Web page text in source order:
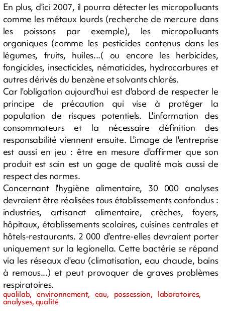
En plus, d'ici 2007, il pourra détecter les micropolluants
comme les métaux lourds (recherche de mercure dans
les poissons par exemple), les micropolluants
organiques (comme les pesticides contenus dans les
légumes, fruits, huiles...( ou encore les herbicides,
fongicides, insecticides, nématicides, hydrocarbures et
autres dérivés du benzène et solvants chlorés.
Car l'obligation aujourd'hui est d'abord de respecter le
principe de précaution qui vise à protéger la
population de risques potentiels. L'information des
consommateurs et la nécessaire définition des
responsabilité viennent ensuite. L'image de l'entreprise
est aussi en jeu : être en mesure d'affirmer que son
produit est sain est un gage de qualité mais aussi de
respect des normes.
Concernant l'hygiène alimentaire, 30 000 analyses
devraient être réalisées tous établissements confondus :
industries, artisanat alimentaire, crèches, foyers,
hôpitaux, établissements scolaires, cuisines centrales et
hôtels-restaurants. 2 000 d'entre-elles devraient porter
uniquement sur la legionella. Cette bactérie se répand
via les réseaux d'eau (climatisation, eau chaude, bains
à remous...) et peut provoquer de graves problèmes
respiratoires.
qualilab, environnement, eau, possession, laboratoires,
analyses, qualité